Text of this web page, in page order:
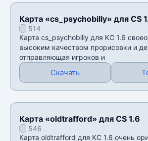
Карта «cs_psychobilly» для CS
514
Карта cs_psychobilly для КС 1.6
высоким качеством прорисовки и
отправляющая игроков и
Скачать
Карта «oldtrafford» для CS 1.6
546
Карта oldtrafford для КС 1.6 очень